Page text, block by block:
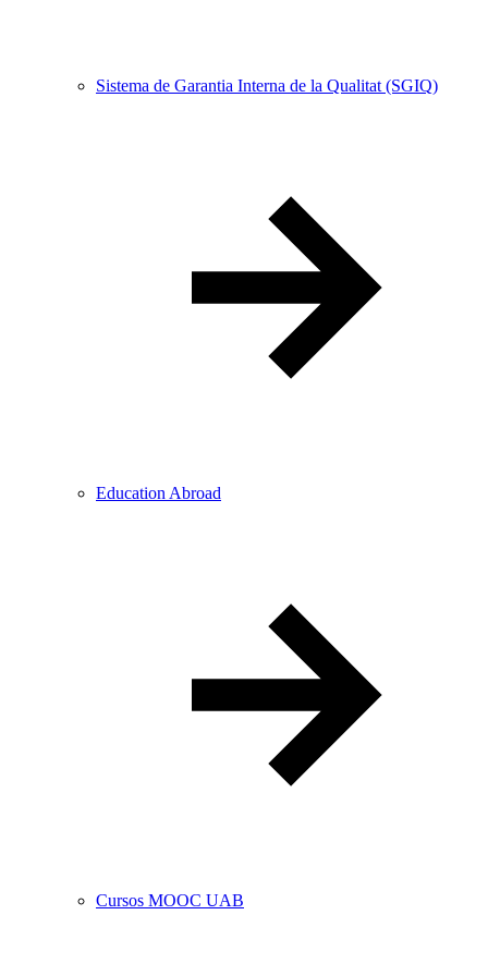
Sistema de Garantia Interna de la Qualitat (SGIQ)
Education Abroad
Cursos MOOC UAB